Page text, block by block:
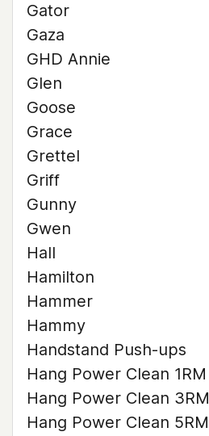
Gator
Gaza
GHD Annie
Glen
Goose
Grace
Grettel
Griff
Gunny
Gwen
Hall
Hamilton
Hammer
Hammy
Handstand Push-ups
Hang Power Clean 1RM
Hang Power Clean 3RM
Hang Power Clean 5RM